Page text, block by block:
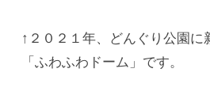
↑２０２１年、どんぐり公園に
「ふわふわドーム」です。